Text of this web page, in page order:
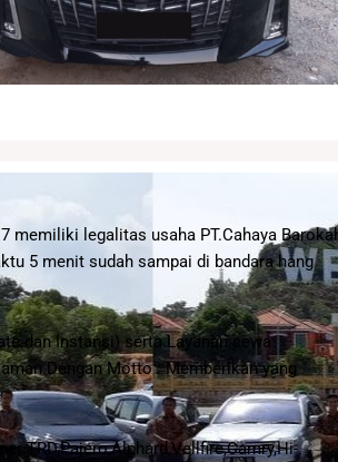
memiliki legalitas usaha PT.Cahaya
5 menit sudah sampai di bandara hang
dan Instansi) serta Layanan sewa
Motto : Memberikan yang
TRD,Pajero,Alphard,Vellfire,Camry,Hi-